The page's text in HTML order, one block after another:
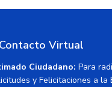
Virtual
Ciudadano: Para
y Felicitaciones a